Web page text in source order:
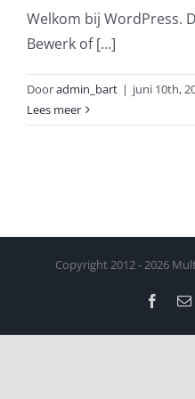
Welkom bij WordPress.
Bewerk of [...]
Dooradmin_bart | juni 10th,
Lees meer
Copyright 2012 -2026